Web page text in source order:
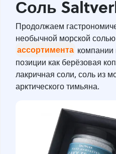
Соль
Продолжаем
необычной морской
ассортимента компании
позиции как берёзовая
лакричная соли, соль из
арктического тимьяна.